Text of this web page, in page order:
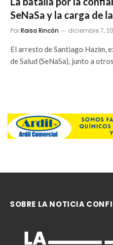
SeNaSa y la carga de
PorRaisa Rincón diciembre 7,
El arresto de Santiago Hazim,
de Salud (SeNaSa), junto a
SOBRE LA NOTICIA